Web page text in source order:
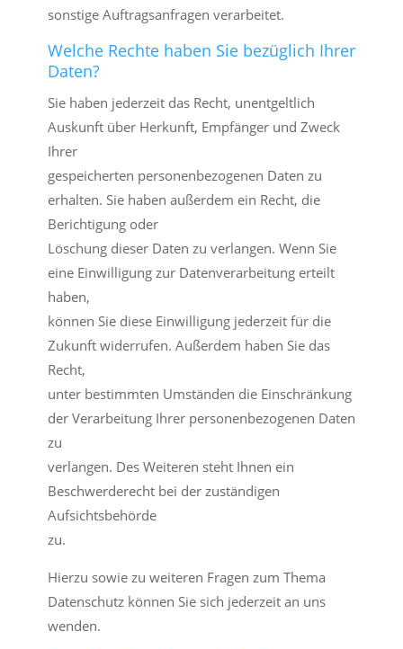
sonstige Auftragsanfragen verarbeitet.
Welche Rechte haben Sie bezüglich Ihrer
Daten?
Sie haben jederzeit das Recht, unentgeltlich
Auskunft über Herkunft, Empfänger und Zweck
Ihrer
gespeicherten personenbezogenen Daten zu
erhalten. Sie haben außerdem ein Recht, die
Berichtigung oder
Löschung dieser Daten zu verlangen. Wenn Sie
eine Einwilligung zur Datenverarbeitung erteilt
haben,
können Sie diese Einwilligung jederzeit für die
Zukunft widerrufen. Außerdem haben Sie das
Recht,
unter bestimmten Umständen die Einschränkung
der Verarbeitung Ihrer personenbezogenen Daten
zu
verlangen. Des Weiteren steht Ihnen ein
Beschwerderecht bei der zuständigen
Aufsichtsbehörde
zu.
Hierzu sowie zu weiteren Fragen zum Thema
Datenschutz können Sie sich jederzeit an uns
wenden.